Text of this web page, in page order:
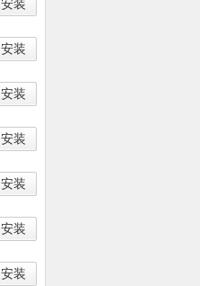
安装
安装
安装
安装
安装
安装
安装